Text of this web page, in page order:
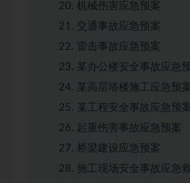
机械伤害应急预案
交通事故应急预案
雷击事故应急预案
某办公楼安全事故应急
某高层塔楼施工应急预
某工程安全事故应急预
起重伤害事故应急预案
桥梁建设应急预案
施工现场安全事故应急